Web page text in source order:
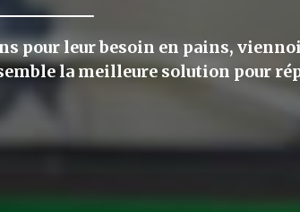
pour leur besoin en pains,
la meilleure solution pour